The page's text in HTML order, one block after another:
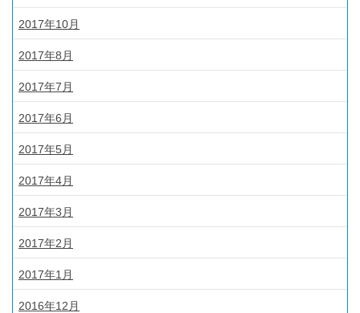
2017年10月
2017年8月
2017年7月
2017年6月
2017年5月
2017年4月
2017年3月
2017年2月
2017年1月
2016年12月